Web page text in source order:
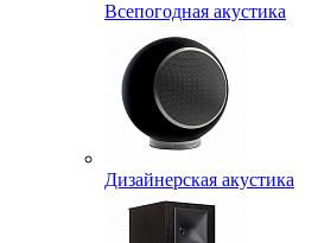
Всепогодная акустика
Дизайнерская акустика